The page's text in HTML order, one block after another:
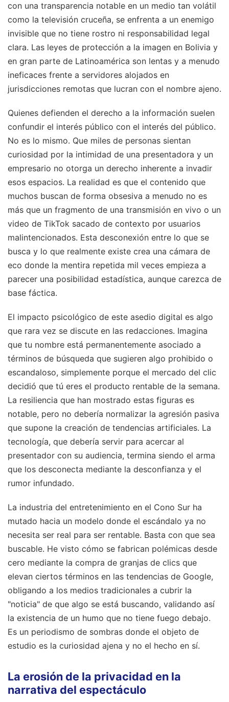
con una transparencia notable en un medio tan volátil
como la televisión cruceña, se enfrenta a un enemigo
invisible que no tiene rostro ni responsabilidad legal
clara. Las leyes de protección a la imagen en Bolivia y
en gran parte de Latinoamérica son lentas y a menudo
ineficaces frente a servidores alojados en
jurisdicciones remotas que lucran con el nombre ajeno.
Quienes defienden el derecho a la información suelen
confundir el interés público con el interés del público.
No es lo mismo. Que miles de personas sientan
curiosidad por la intimidad de una presentadora y un
empresario no otorga un derecho inherente a invadir
esos espacios. La realidad es que el contenido que
muchos buscan de forma obsesiva a menudo no es
más que un fragmento de una transmisión en vivo o un
video de TikTok sacado de contexto por usuarios
malintencionados. Esta desconexión entre lo que se
busca y lo que realmente existe crea una cámara de
eco donde la mentira repetida mil veces empieza a
parecer una posibilidad estadística, aunque carezca de
base fáctica.
El impacto psicológico de este asedio digital es algo
que rara vez se discute en las redacciones. Imagina
que tu nombre está permanentemente asociado a
términos de búsqueda que sugieren algo prohibido o
escandaloso, simplemente porque el mercado del clic
decidió que tú eres el producto rentable de la semana.
La resiliencia que han mostrado estas figuras es
notable, pero no debería normalizar la agresión pasiva
que supone la creación de tendencias artificiales. La
tecnología, que debería servir para acercar al
presentador con su audiencia, termina siendo el arma
que los desconecta mediante la desconfianza y el
rumor infundado.
La industria del entretenimiento en el Cono Sur ha
mutado hacia un modelo donde el escándalo ya no
necesita ser real para ser rentable. Basta con que sea
buscable. He visto cómo se fabrican polémicas desde
cero mediante la compra de granjas de clics que
elevan ciertos términos en las tendencias de Google,
obligando a los medios tradicionales a cubrir la
"noticia" de que algo se está buscando, validando así
la existencia de un humo que no tiene fuego debajo.
Es un periodismo de sombras donde el objeto de
estudio es la curiosidad ajena y no el hecho en sí.
La erosión de la privacidad en la
narrativa del espectáculo